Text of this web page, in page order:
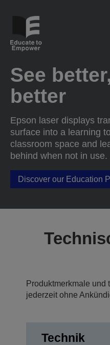
See
better
Epson laser displays
surface into a learning
classroom space and
behind when not in use.
Discover our Education
Produktmerkmale und
jederzeit ohne
Technik